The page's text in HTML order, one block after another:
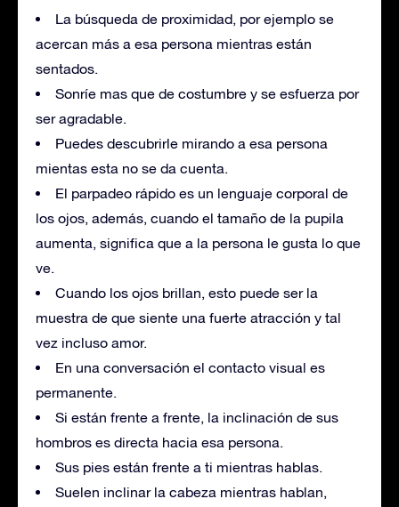
La búsqueda de proximidad, por ejemplo se
acercan más a esa persona mientras están
sentados.
Sonríe mas que de costumbre y se esfuerza por
ser agradable.
Puedes descubrirle mirando a esa persona
mientas esta no se da cuenta.
El parpadeo rápido es un lenguaje corporal de
los ojos, además, cuando el tamaño de la pupila
aumenta, significa que a la persona le gusta lo que
ve.
Cuando los ojos brillan, esto puede ser la
muestra de que siente una fuerte atracción y tal
vez incluso amor.
En una conversación el contacto visual es
permanente.
Si están frente a frente, la inclinación de sus
hombros es directa hacia esa persona.
Sus pies están frente a ti mientras hablas.
Suelen inclinar la cabeza mientras hablan,